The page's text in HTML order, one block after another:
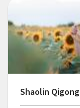
Shaolin Qigong